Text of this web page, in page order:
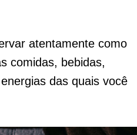
atentamente como
comidas, bebidas,
das quais você